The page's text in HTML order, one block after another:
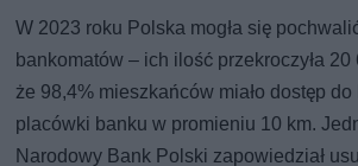
W 2023 roku Polska mogła się
bankomatów – ich ilość przekroczyła 20
że 98,4% mieszkańców miało dostęp
placówki banku w promieniu 10 km.
Narodowy Bank Polski zapowiedział